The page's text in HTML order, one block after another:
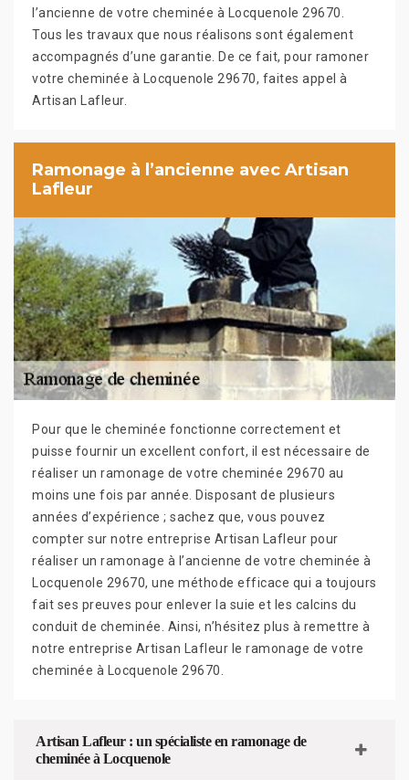
l’ancienne de votre cheminée à Locquenole 29670.
Tous les travaux que nous réalisons sont également
accompagnés d’une garantie. De ce fait, pour ramoner
votre cheminée à Locquenole 29670, faites appel à
Artisan Lafleur.
Ramonage à l’ancienne avec Artisan
Lafleur
Pour que le cheminée fonctionne correctement et
puisse fournir un excellent confort, il est nécessaire de
réaliser un ramonage de votre cheminée 29670 au
moins une fois par année. Disposant de plusieurs
années d’expérience ; sachez que, vous pouvez
compter sur notre entreprise Artisan Lafleur pour
réaliser un ramonage à l’ancienne de votre cheminée à
Locquenole 29670, une méthode efficace qui a toujours
fait ses preuves pour enlever la suie et les calcins du
conduit de cheminée. Ainsi, n’hésitez plus à remettre à
notre entreprise Artisan Lafleur le ramonage de votre
cheminée à Locquenole 29670.
Artisan Lafleur : un spécialiste en ramonage de
cheminée à Locquenole